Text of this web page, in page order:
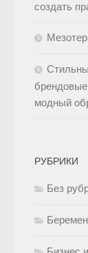
создать
брендовые
модный
РУБРИКИ
Без